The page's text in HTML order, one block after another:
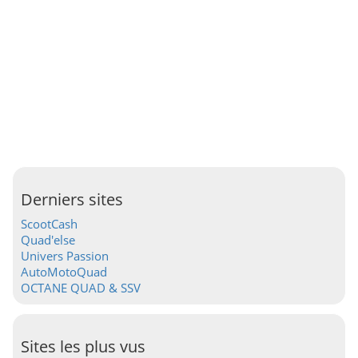
Derniers sites
ScootCash
Quad'else
Univers Passion
AutoMotoQuad
OCTANE QUAD & SSV
Sites les plus vus